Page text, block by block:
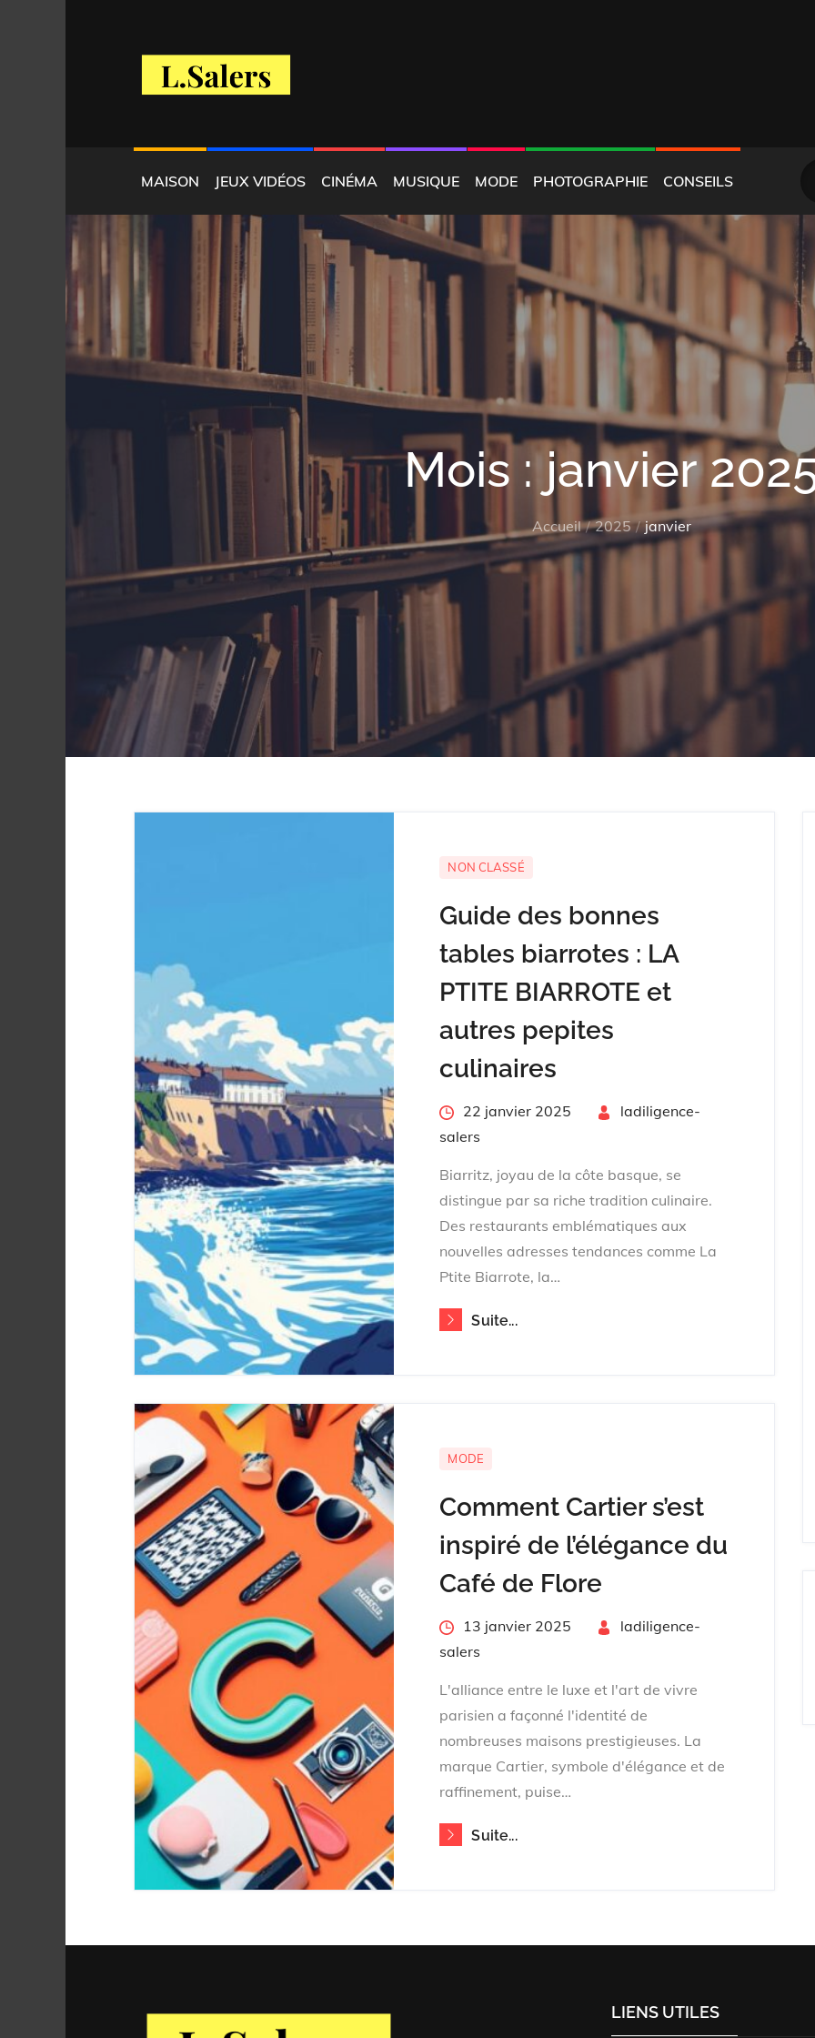
MAISON JEUX VIDÉOS CINÉMA MUSIQUE MODE PHOTOGRAPHIE CONSEILS
Mois :janvier
Accueil 2025 janvier
NON CLASSÉ
Guide des bonnes
tables biarrotes : LA
PTITE BIARROTE et
autres pepites
culinaires
Posted
on
22 janvier 2025
ladiligence-
salers
Biarritz, joyau de la côte basque, se
distingue par sa riche tradition culinaire.
Des restaurants emblématiques aux
nouvelles adresses tendances comme La
Ptite Biarrote, la…
Suite...
MODE
Comment Cartier s’est
inspiré de l’élégance du
Café de Flore
Posted
on
13 janvier 2025
ladiligence-
salers
L'alliance entre le luxe et l'art de vivre
parisien a façonné l'identité de
nombreuses maisons prestigieuses. La
marque Cartier, symbole d'élégance et de
raffinement, puise…
Suite...
LIENS UTILES